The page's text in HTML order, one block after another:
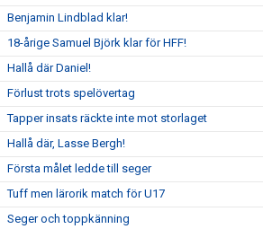
Benjamin Lindblad klar!
18-årige Samuel Björk klar för HFF!
Hallå där Daniel!
Förlust trots spelövertag
Tapper insats räckte inte mot storlaget
Hallå där, Lasse Bergh!
Första målet ledde till seger
Tuff men lärorik match för U17
Seger och toppkänning